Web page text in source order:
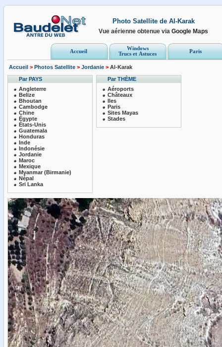
Photo Satellite de Al-Karak
Vue aérienne obtenue viaGoogle Maps
Accueil
Windows
Trucs et Astuces
Paris
Accueil > Photos Satellite > Jordanie > Al-Karak
Par PAYS
Angleterre
Belize
Bhoutan
Cambodge
Chine
Égypte
États-Unis
Guatemala
Honduras
Inde
Indonésie
Jordanie
Maroc
Mexique
Myanmar (Birmanie)
Népal
Sri Lanka
Par THÈME
Aéroports
Châteaux
Iles
Paris
Sites Mayas
Stades